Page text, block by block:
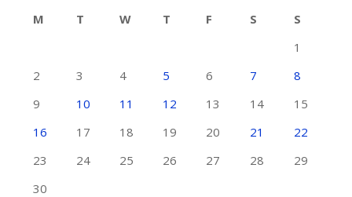
M
T W T F S
S
1
2
3 4 5 6 7
8
9
10 11 12 13 14
15
16
17 18 19 20 21
22
23
24 25 26 27 28
29
30